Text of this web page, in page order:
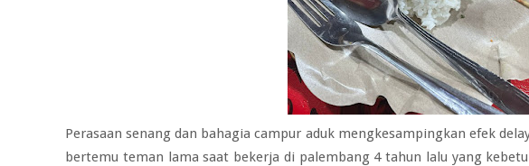
Perasaan senang dan bahagia campur aduk mengkesampingkan efek
bertemu teman lama saat bekerja di palembang 4 tahun lalu yang